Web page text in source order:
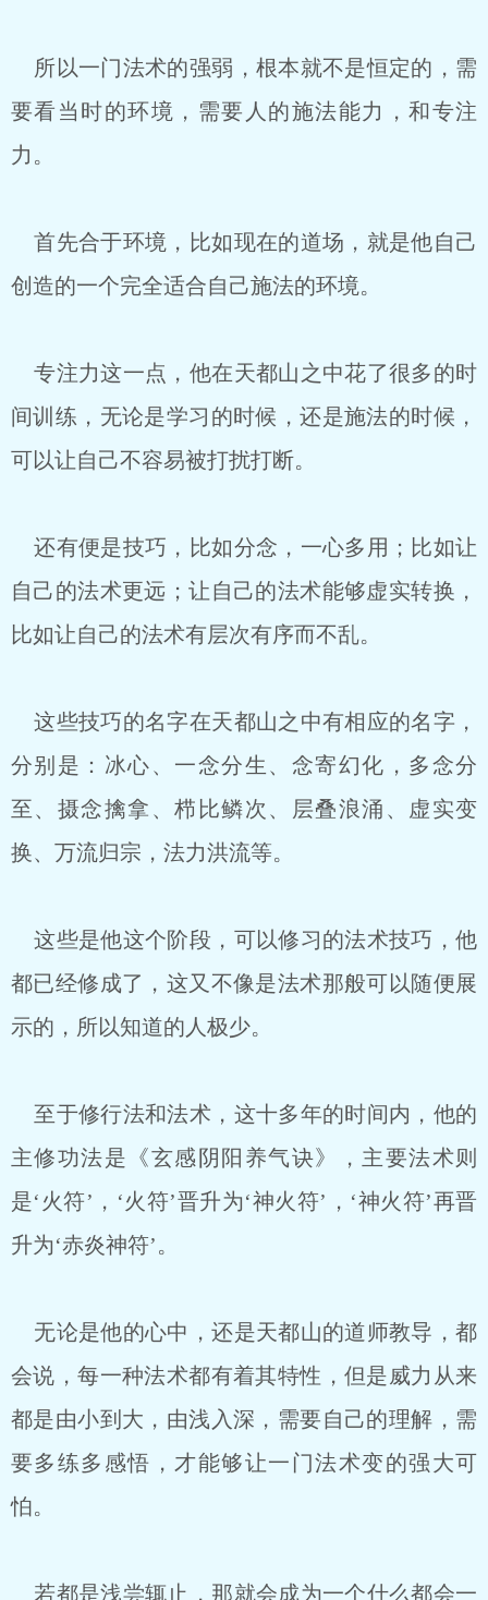
所以一门法术的强弱，根本就不是恒定的，需
要看当时的环境，需要人的施法能力，和专注
力。
首先合于环境，比如现在的道场，就是他自己
创造的一个完全适合自己施法的环境。
专注力这一点，他在天都山之中花了很多的时
间训练，无论是学习的时候，还是施法的时候，
可以让自己不容易被打扰打断。
还有便是技巧，比如分念，一心多用；比如让
自己的法术更远；让自己的法术能够虚实转换，
比如让自己的法术有层次有序而不乱。
这些技巧的名字在天都山之中有相应的名字，
分别是：冰心、一念分生、念寄幻化，多念分
至、摄念擒拿、栉比鳞次、层叠浪涌、虚实变
换、万流归宗，法力洪流等。
这些是他这个阶段，可以修习的法术技巧，他
都已经修成了，这又不像是法术那般可以随便展
示的，所以知道的人极少。
至于修行法和法术，这十多年的时间内，他的
主修功法是《玄感阴阳养气诀》，主要法术则
是‘火符’，‘火符’晋升为‘神火符’，‘神火符’再晋
升为‘赤炎神符’。
无论是他的心中，还是天都山的道师教导，都
会说，每一种法术都有着其特性，但是威力从来
都是由小到大，由浅入深，需要自己的理解，需
要多练多感悟，才能够让一门法术变的强大可
怕。
若都是浅尝辄止，那就会成为一个什么都会一